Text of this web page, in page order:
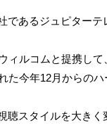
あるジュピターテ
ルコムと提携して
た今年12月からの
スタイルを大きく